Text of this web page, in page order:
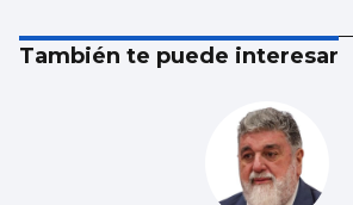
También te puede interesar